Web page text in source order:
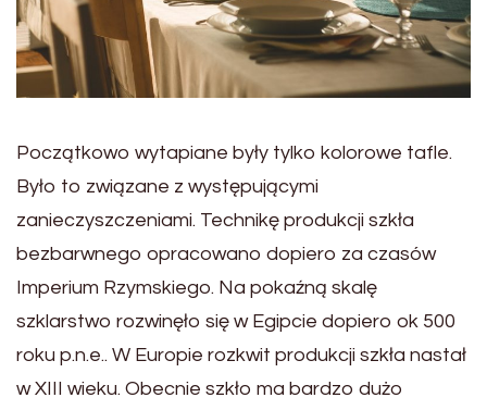
Początkowo wytapiane były tylko kolorowe tafle.
Było to związane z występującymi
zanieczyszczeniami. Technikę produkcji szkła
bezbarwnego opracowano dopiero za czasów
Imperium Rzymskiego. Na pokaźną skalę
szklarstwo rozwinęło się w Egipcie dopiero ok 500
roku p.n.e.. W Europie rozkwit produkcji szkła nastał
w XIII wieku. Obecnie szkło ma bardzo dużo